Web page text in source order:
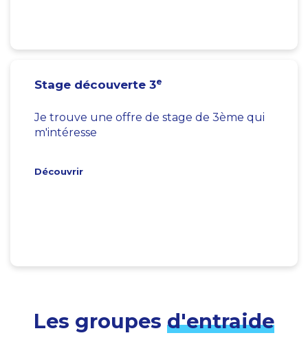
Stage découverte 3e
Je trouve une offre de stage de 3ème qui
m'intéresse
Découvrir
Les groupes d'entraide